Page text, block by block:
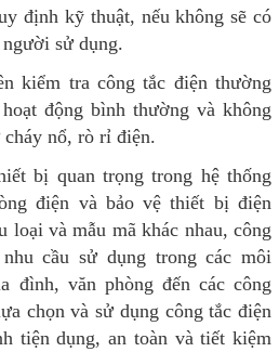
định kỹ thuật, nếu không sẽ có
sử dụng.
kiểm tra công tắc điện thường
động bình thường và không
cháy nổ, rò rỉ điện.
bị quan trọng trong hệ thống
điện và bảo vệ thiết bị điện
loại và mẫu mã khác nhau, công
cầu sử dụng trong các môi
đình, văn phòng đến các công
chọn và sử dụng công tắc điện
tiện dụng, an toàn và tiết kiệm